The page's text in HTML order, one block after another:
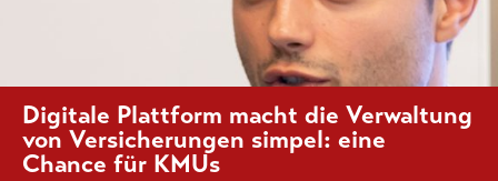
Digitale Plattform macht die Verwaltung
von Versicherungen simpel: eine
Chance für KMUs